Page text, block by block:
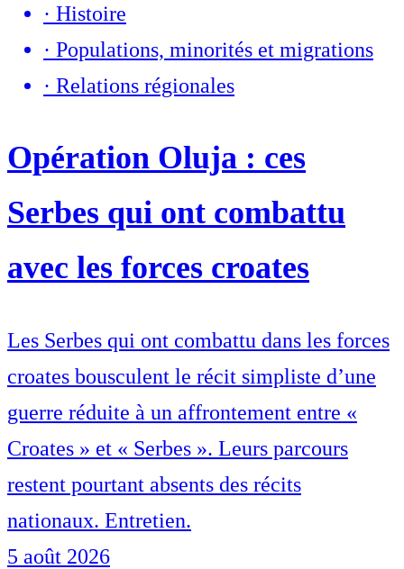
· Histoire
· Populations, minorités et migrations
· Relations régionales
Opération Oluja : ces
Serbes qui ont combattu
avec les forces croates
Les Serbes qui ont combattu dans les forces
croates bousculent le récit simpliste d’une
guerre réduite à un affrontement entre «
Croates » et « Serbes ». Leurs parcours
restent pourtant absents des récits
nationaux. Entretien.
5 août 2026